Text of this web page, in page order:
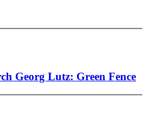
Georg Lutz: Green Fence